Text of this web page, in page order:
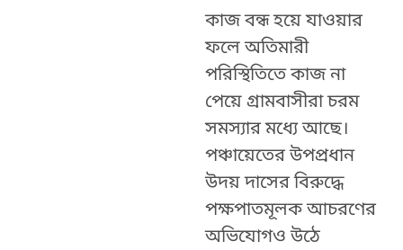
কাজ বন্ধ হয়ে যাওয়ার
ফলে অতিমারী
পরিস্থিতিতে কাজ না
পেয়ে গ্রামবাসীরা চরম
সমস্যার মধ্যে আছে।
পঞ্চায়েতের উপপ্রধান
উদয় দাসের বিরুদ্ধে
পক্ষপাতমূলক আচরণের
অভিযোগও উঠে